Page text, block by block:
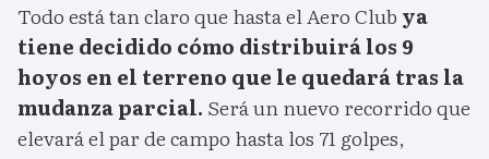
Todo está tan claro que hasta el Aero Club ya
tiene decidido cómo distribuirá los 9
hoyos en el terreno que le quedará tras la
mudanza parcial. Será un nuevo recorrido que
elevará el par de campo hasta los 71 golpes,